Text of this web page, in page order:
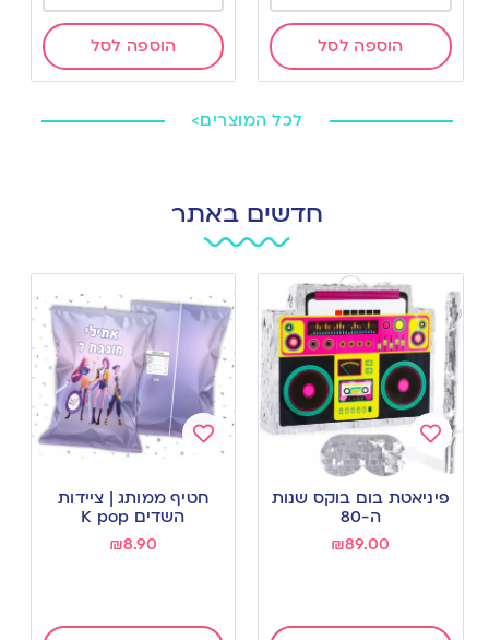
הוספה לסל הוספה לסל
לכל המוצרים>
חדשים באתר
Add
to
wishlist
פיניאטת בום בוקס שנות
ה-80
₪89.00
wishlist
חטיף ממותג | ציידות
השדים K pop
₪8.90